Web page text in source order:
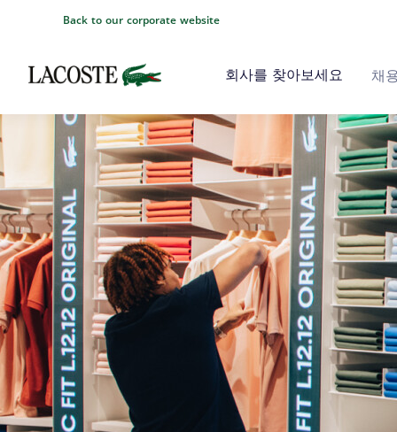
Back to our corporate website
회사를 찾아보세요 채